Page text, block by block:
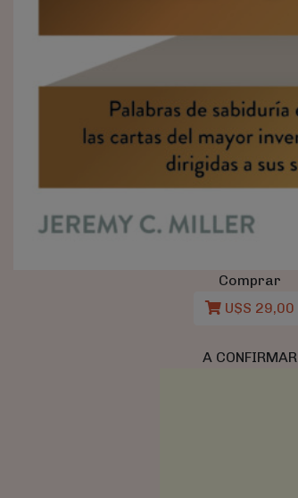
Comprar
U$S 29,00
A CONFIRMAR